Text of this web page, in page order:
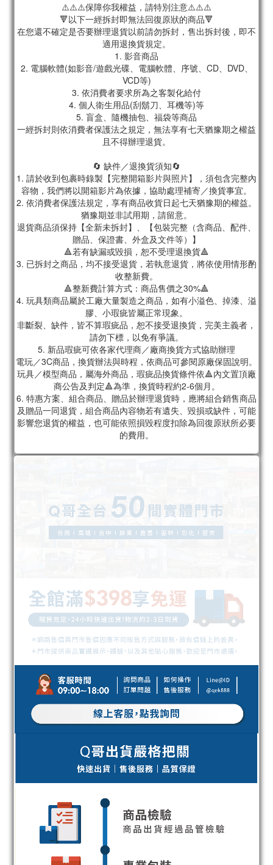
⚠️⚠️⚠️保障你我權益，請特別注意⚠️⚠️⚠️
🔻以下一經拆封即無法回復原狀的商品🔻
在您還不確定是否要辦理退貨以前請勿拆封，售出拆封後，即不
適用退換貨規定。
1. 影音商品
2. 電腦軟體(如影音/遊戲光碟、電腦軟體、序號、CD、DVD、
VCD等)
3. 依消費者要求所為之客製化給付
4. 個人衛生用品(刮鬍刀、耳機等)等
5. 盲盒、隨機抽包、福袋等商品
一經拆封則依消費者保護法之規定，無法享有七天猶豫期之權益
且不得辦理退貨。
🔄 缺件／退換貨須知🔄
1. 請於收到包裹時錄製【完整開箱影片與照片】，須包含完整內
容物，我們將以開箱影片為依據，協助處理補寄／換貨事宜。
2. 依消費者保護法規定，享有商品收貨日起七天猶豫期的權益。
猶豫期並非試用期，請留意。
退貨商品須保持【全新未拆封】、【包裝完整（含商品、配件、
贈品、保證書、外盒及文件等）】
🔺若有缺漏或毀損，恕不受理退換貨🔺
3. 已拆封之商品，均不接受退貨，若執意退貨，將依使用情形酌
收整新費。
🔺整新費計算方式：商品售價之30%🔺
4. 玩具類商品屬於工廠大量製造之商品，如有小溢色、掉漆、溢
膠、小瑕疵皆屬正常現象。
非斷裂、缺件，皆不算瑕疵品，恕不接受退換貨，完美主義者，
請勿下標，以免有爭議。
5. 新品瑕疵可依各家代理商／廠商換貨方式協助辦理
電玩／3C商品，換貨辦法與時程，依商品可參閱原廠保固說明。
玩具／模型商品，屬海外商品，瑕疵品換貨條件依🔺內文置頂廠
商公告及判定🔺為準，換貨時程約2-6個月。
6. 特惠方案、組合商品、贈品於辦理退貨時，應將組合銷售商品
及贈品一同退貨，組合商品內容物若有遺失、毀損或缺件，可能
影響您退貨的權益，也可能依照損毀程度扣除為回復原狀所必要
的費用。